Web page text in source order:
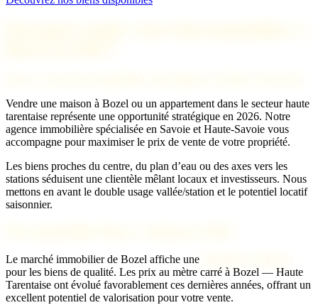
Vendre une maison à Bozel ou un appartement dans le secteur haute
tarentaise représente une opportunité stratégique en 2026. Notre
agence immobilière spécialisée en Savoie et Haute-Savoie vous
accompagne pour maximiser le prix de vente de votre propriété.
Les biens proches du centre, du plan d’eau ou des axes vers les
stations séduisent une clientèle mêlant locaux et investisseurs. Nous
mettons en avant le double usage vallée/station et le potentiel locatif
saisonnier.
Le marché immobilier de Bozel affiche une
pour les biens de qualité. Les prix au mètre carré à Bozel — Haute
Tarentaise ont évolué favorablement ces dernières années, offrant un
excellent potentiel de valorisation pour votre vente.